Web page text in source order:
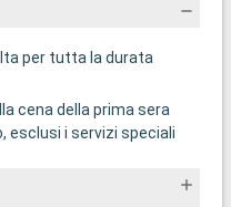
per tutta la durata
cena della prima sera
esclusi i servizi speciali